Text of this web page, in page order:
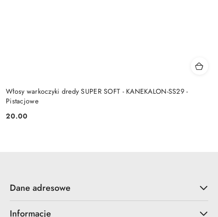
Włosy warkoczyki dredy SUPER SOFT - KANEKALON-SS29 -
Pistacjowe
Cena:
20.00
Dane adresowe
Informacje